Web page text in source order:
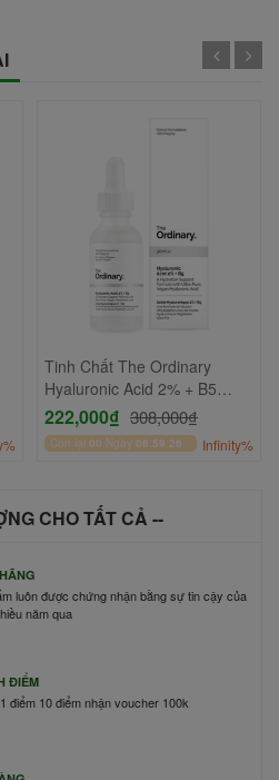
Tinh Chất The Ordinary
Hyaluronic Acid 2% + B5
30ml
222,000₫ 308,000₫
Còn lại 00 Ngày 06:59:26 Infinity%
CHO TẤT CẢ --
luôn được chứng nhận bằng sự tin cậy của
năm qua
ĐIỂM
điểm 10 điểm nhận voucher 100k